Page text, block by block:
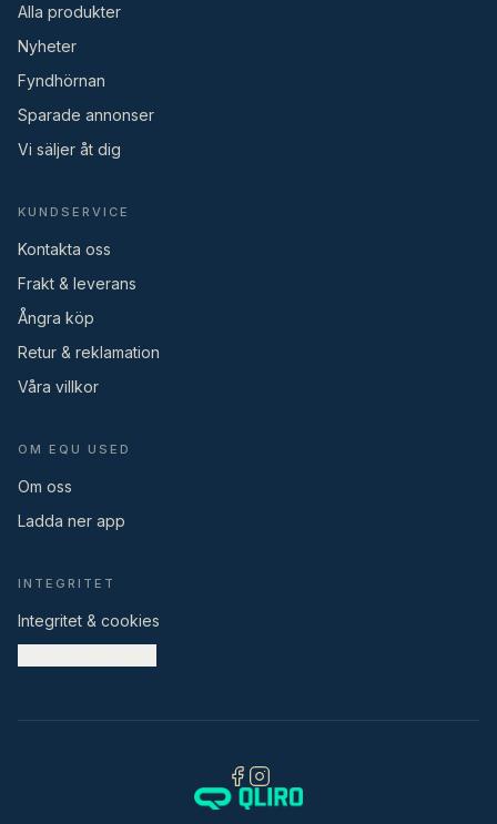
Alla produkter
Nyheter
Fyndhörnan
Sparade annonser
Vi säljer åt dig
KUNDSERVICE
Kontakta oss
Frakt & leverans
Ångra köp
Retur & reklamation
Våra villkor
OM EQU USED
Om oss
Ladda ner app
INTEGRITET
Integritet & cookies